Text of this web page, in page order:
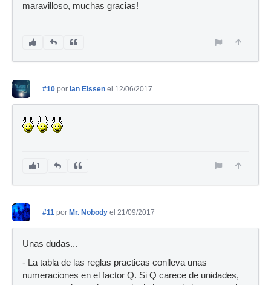
maravilloso, muchas gracias!
#10 por Ian Elssen el 12/06/2017
1
#11 por Mr. Nobody el 21/09/2017
Unas dudas...
- La tabla de las reglas practicas conlleva unas
numeraciones en el factor Q. Si Q carece de unidades,